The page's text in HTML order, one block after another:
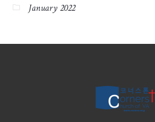
January 2022